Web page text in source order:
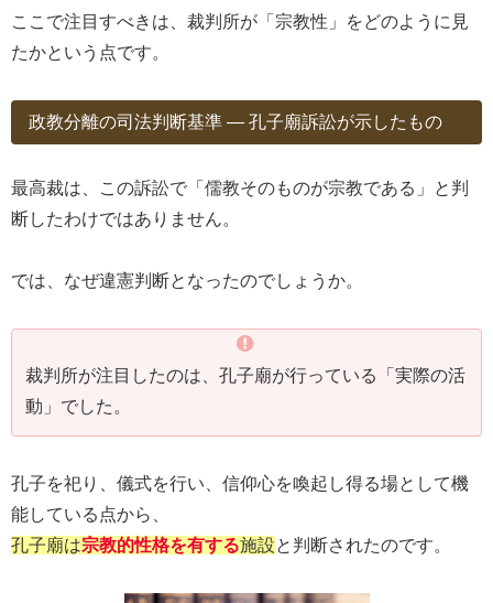
ここで注目すべきは、裁判所が「宗教性」をどのように見
たかという点です。
政教分離の司法判断基準 ― 孔子廟訴訟が示したもの
最高裁は、この訴訟で「儒教そのものが宗教である」と判
断したわけではありません。
では、なぜ違憲判断となったのでしょうか。
裁判所が注目したのは、孔子廟が行っている「実際の活
動」でした。
孔子を祀り、儀式を行い、信仰心を喚起し得る場として機
能している点から、
孔子廟は宗教的性格を有する施設と判断されたのです。